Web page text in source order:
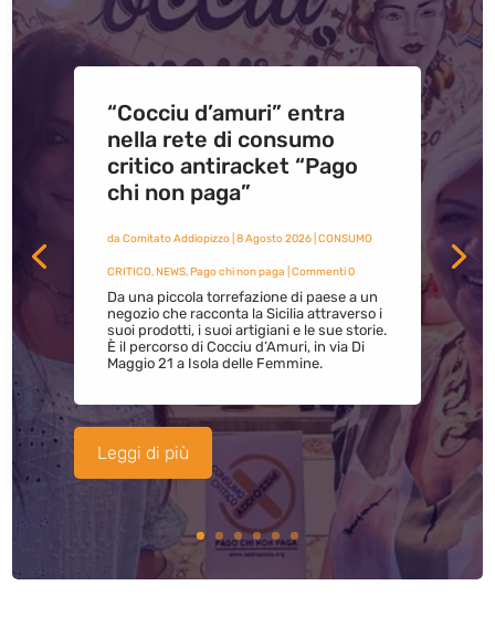
“Cocciu d’amuri” entra
nella rete di consumo
critico antiracket “Pago
chi non paga”
da Comitato Addiopizzo| 8 Agosto 2026| CONSUMO
CRITICO,NEWS,Pago chi non paga | Commenti 0
Da una piccola torrefazione di paese a un
negozio che racconta la Sicilia attraverso i
suoi prodotti, i suoi artigiani e le sue storie.
È il percorso di Cocciu d’Amuri, in via Di
Maggio 21 a Isola delle Femmine.
Leggi di più